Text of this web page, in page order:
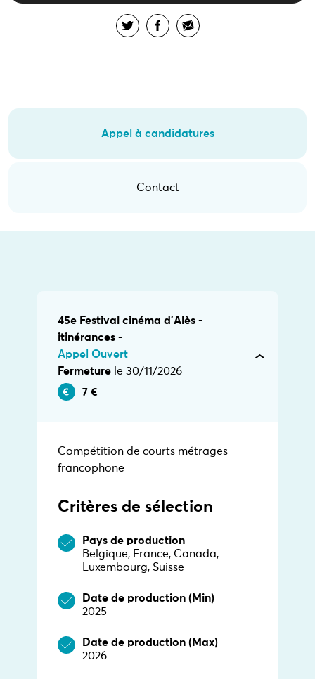
Appel à candidatures
Contact
45e Festival cinéma d'Alès -
itinérances -
Appel Ouvert
Fermeture le 30/11/2026
7 €
Compétition de courts métrages
francophone
Critères de sélection
Pays de production
Belgique, France, Canada,
Luxembourg, Suisse
Date de production (Min)
2025
Date de production (Max)
2026